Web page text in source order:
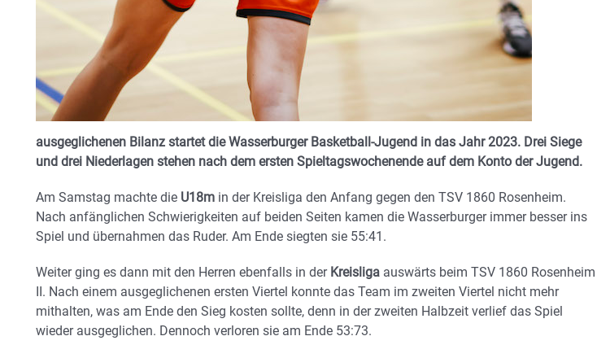
ausgeglichenen Bilanz startet die Wasserburger Basketball-Jugend in das Jahr 2023. Drei Siege
und drei Niederlagen stehen nach dem ersten Spieltagswochenende auf dem Konto der Jugend.
Am Samstag machte die U18m in der Kreisliga den Anfang gegen den TSV 1860 Rosenheim.
Nach anfänglichen Schwierigkeiten auf beiden Seiten kamen die Wasserburger immer besser ins
Spiel und übernahmen das Ruder. Am Ende siegten sie 55:41.
Weiter ging es dann mit den Herren ebenfalls in der Kreisliga auswärts beim TSV 1860 Rosenheim
II. Nach einem ausgeglichenen ersten Viertel konnte das Team im zweiten Viertel nicht mehr
mithalten, was am Ende den Sieg kosten sollte, denn in der zweiten Halbzeit verlief das Spiel
wieder ausgeglichen. Dennoch verloren sie am Ende 53:73.